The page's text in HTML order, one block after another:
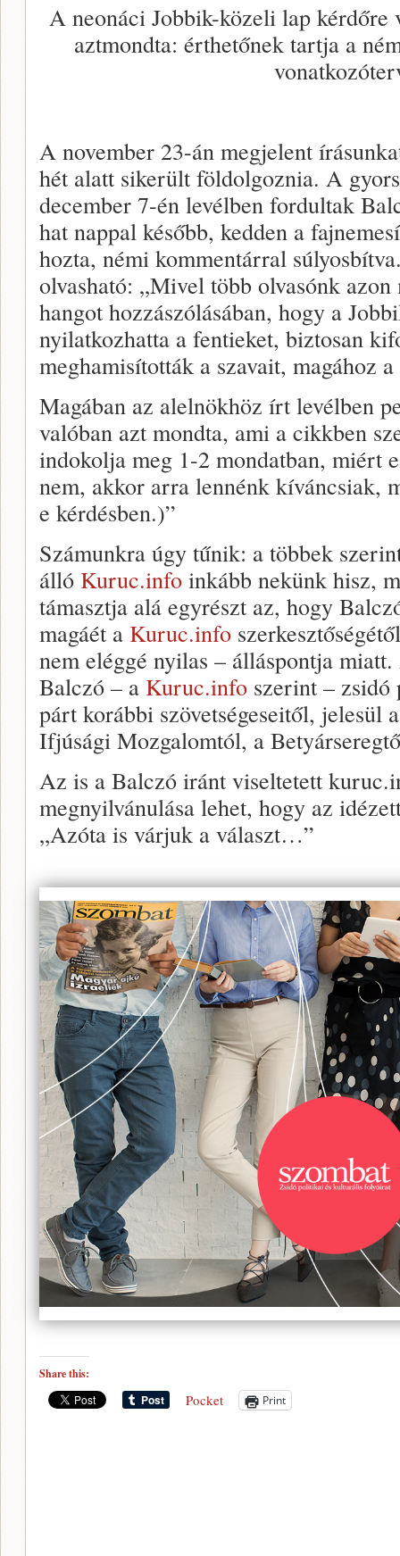
A neonáci Jobbik-közeli lap kérdőre
aztmondta: érthetőnek tartja a
A november 23-án megjelent
hét alatt sikerült földolgoznia. A
december 7-én levélben fordultak
hat nappal később, kedden a
hozta, némi kommentárral
olvasható: „Mivel több olvasónk azon
hangot hozzászólásában, hogy a
nyilatkozhatta a fentieket, biztosan
meghamisították a szavait, magához
Magában az alelnökhöz írt levélben
valóban azt mondta, ami a cikkben
indokolja meg 1-2 mondatban, miért
nem, akkor arra lennénk kíváncsiak,
e kérdésben.)”
Számunkra úgy tűnik: a többek
álló Kuruc.info inkább nekünk hisz,
támasztja alá egyrészt az, hogy
magáét a Kuruc.info
nem eléggé nyilas – álláspontja
Balczó – a Kuruc.info szerint – zsidó
párt korábbi szövetségeseitől, jelesül
Ifjúsági Mozgalomtól, a
Az is a Balczó iránt viseltetett
megnyilvánulása lehet, hogy az
„Azóta is várjuk a választ…”
Share this:
Pocket Print